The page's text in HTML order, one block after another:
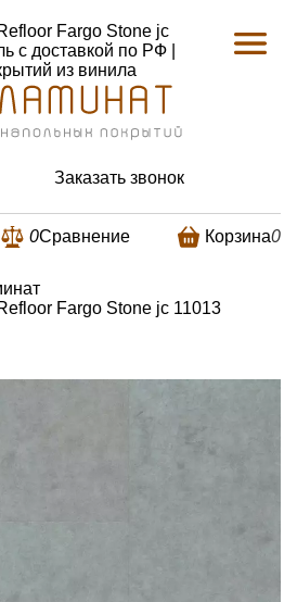
Fargo Stone jc
с доставкой по РФ |
из винила
Заказать звонок
0Сравнение Корзина0
Fargo Stone jc 11013